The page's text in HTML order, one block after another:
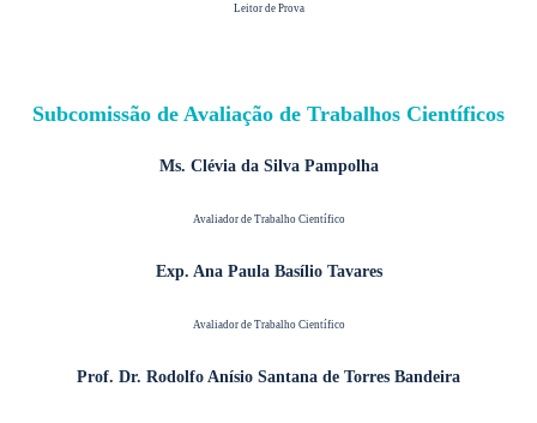
Leitor de Prova
Subcomissão de Avaliação de Trabalhos Científicos
Ms. Clévia da Silva Pampolha
Avaliador de Trabalho Científico
Exp. Ana Paula Basílio Tavares
Avaliador de Trabalho Científico
Prof. Dr. Rodolfo Anísio Santana de Torres Bandeira